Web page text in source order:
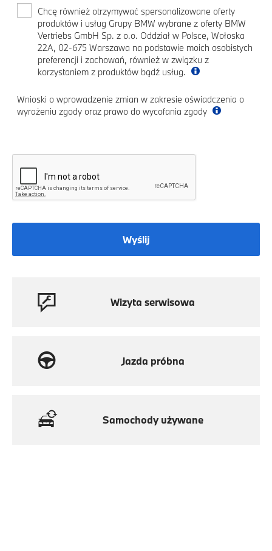
Chcę również otrzymywać spersonalizowane oferty
produktów i usług Grupy BMW wybrane z oferty BMW
Vertriebs GmbH Sp. z o.o. Oddział w Polsce, Wołoska
22A, 02-675 Warszawa na podstawie moich osobistych
preferencji i zachowań, również w związku z
korzystaniem z produktów bądź usług.
Wnioski o wprowadzenie zmian w zakresie oświadczenia o
wyrażeniu zgody oraz prawo do wycofania zgody
Wyślij
Wizyta serwisowa
Jazda próbna
Samochody używane